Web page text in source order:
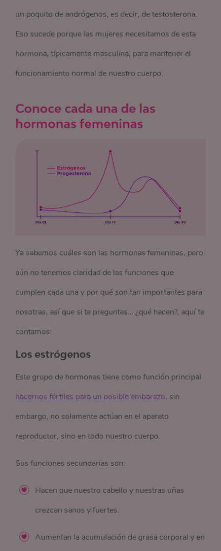
un poquito de andrógenos, es decir, de testosterona.
Eso sucede porque las mujeres necesitamos de esta
hormona, típicamente masculina, para mantener el
funcionamiento normal de nuestro cuerpo.
Conoce cada una de las
hormonas femeninas
Ya sabemos cuáles son las hormonas femeninas, pero
aún no tenemos claridad de las funciones que
cumplen cada una y por qué son tan importantes para
nosotras, así que si te preguntas… ¿qué hacen?, aquí te
contamos:
Los estrógenos
Este grupo de hormonas tiene como función principal
hacernos fértiles para un posible embarazo, sin
embargo, no solamente actúan en el aparato
reproductor, sino en todo nuestro cuerpo.
Sus funciones secundarias son:
Hacen que nuestro cabello y nuestras uñas
crezcan sanos y fuertes.
Aumentan la acumulación de grasa corporal y en